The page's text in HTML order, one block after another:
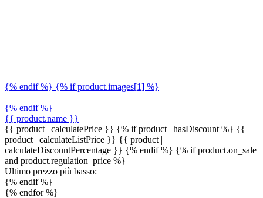
{% endif %} {% if product.images[1] %}
{% endif %}
{{ product.name }}
{{ product | calculatePrice }} {% if product | hasDiscount %} {{
product | calculateListPrice }} {{ product |
calculateDiscountPercentage }} {% endif %} {% if product.on_sale
and product.regulation_price %}
Ultimo prezzo più basso:
{% endif %}
{% endfor %}